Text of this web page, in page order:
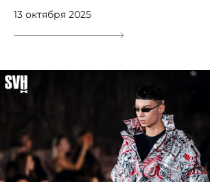
13 октября 2025